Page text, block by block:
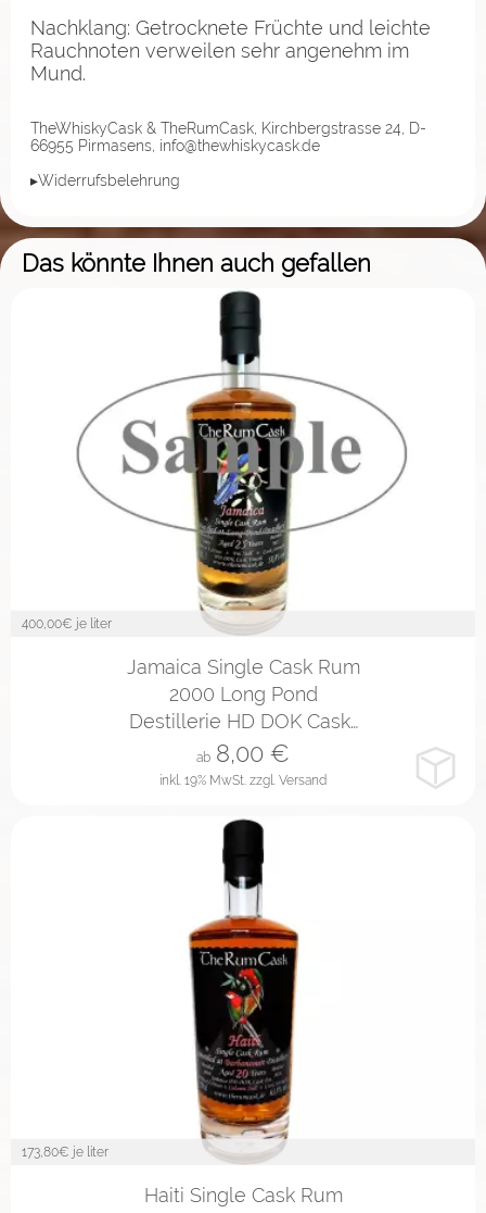
Nachklang: Getrocknete Früchte und leichte
Rauchnoten verweilen sehr angenehm im
Mund.
TheWhiskyCask & TheRumCask, Kirchbergstrasse 24, D-
66955 Pirmasens, info@thewhiskycask.de
▸Widerrufsbelehrung
Das könnte Ihnen auch gefallen
400,00€ je liter
Jamaica Single Cask Rum
2000 Long Pond
Destillerie HD DOK Cask…
inkl. 19% MwSt. zzgl. Versand
ab 8,00 €
173,80€ je liter
Haiti Single Cask Rum